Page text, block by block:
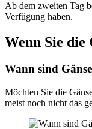
Ab dem zweiten Tag
Verfügung haben.
Wenn Sie die
Wann sind
Möchten Sie die
meist noch nicht das